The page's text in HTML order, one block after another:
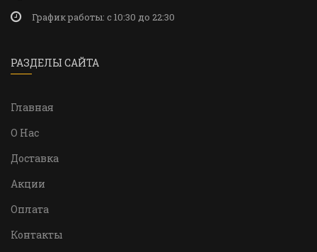
График работы: c 10:30 до 22:30
РАЗДЕЛЫ САЙТА
Главная
О Нас
Доставка
Акции
Оплата
Контакты